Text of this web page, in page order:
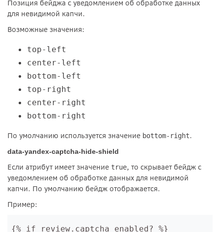
Позиция бейджа с уведомлением об обработке данных
для невидимой капчи.
Возможные значения:
top-left
center-left
bottom-left
top-right
center-right
bottom-right
По умолчанию используется значение bottom-right.
data-yandex-captcha-hide-shield
Если атрибут имеет значение true, то скрывает бейдж с
уведомлением об обработке данных для невидимой
капчи. По умолчанию бейдж отображается.
Пример:
{% if review.captcha_enabled? %}